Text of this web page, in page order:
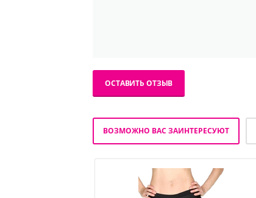
ОСТАВИТЬ ОТЗЫВ
ВОЗМОЖНО ВАС ЗАИНТЕРЕСУЮТ